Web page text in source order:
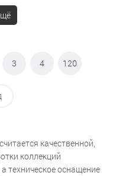
3 4 120
качественной,
коллекций
техническое оснащение